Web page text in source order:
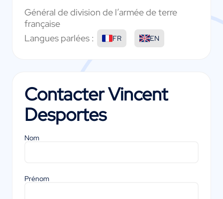
Général de division de l’armée de terre
française
Langues parlées :
FR EN
ContacterVincent
Desportes
Nom
Prénom